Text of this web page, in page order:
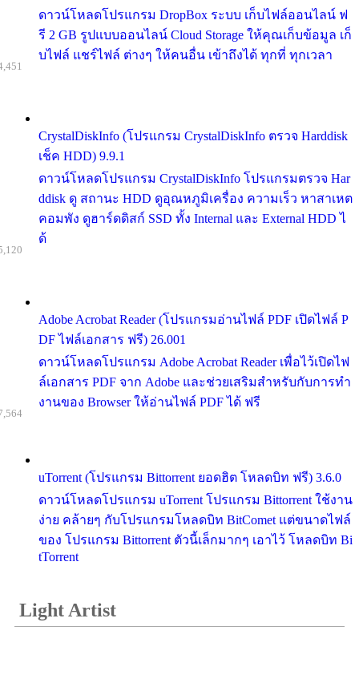
ดาวน์โหลดโปรแกรม DropBox ระบบ เก็บไฟล์ออนไลน์ ฟ
รี 2 GB รูปแบบออนไลน์ Cloud Storage ให้คุณเก็บข้อมูล เก็
บไฟล์ แชร์ไฟล์ ต่างๆ ให้คนอื่น เข้าถึงได้ ทุกที่ ทุกเวลา
CrystalDiskInfo (โปรแกรม CrystalDiskInfo ตรวจ Harddisk
เช็ค HDD) 9.9.1
ดาวน์โหลดโปรแกรม CrystalDiskInfo โปรแกรมตรวจ Har
ddisk ดู สถานะ HDD ดูอุณหภูมิเครื่อง ความเร็ว หาสาเหต
คอมพัง ดูฮาร์ดดิสก์ SSD ทั้ง Internal และ External HDD ไ
ด้
Adobe Acrobat Reader (โปรแกรมอ่านไฟล์ PDF เปิดไฟล์ P
DF ไฟล์เอกสาร ฟรี) 26.001
ดาวน์โหลดโปรแกรม Adobe Acrobat Reader เพื่อไว้เปิดไฟ
ล์เอกสาร PDF จาก Adobe และช่วยเสริมสำหรับกับการทำ
งานของ Browser ให้อ่านไฟล์ PDF ได้ ฟรี
uTorrent (โปรแกรม Bittorrent ยอดฮิต โหลดบิท ฟรี) 3.6.0
ดาวน์โหลดโปรแกรม uTorrent โปรแกรม Bittorrent ใช้งาน
ง่าย คล้ายๆ กับโปรแกรมโหลดบิท BitComet แต่ขนาดไฟล์
ของ โปรแกรม Bittorrent ตัวนี้เล็กมากๆ เอาไว้ โหลดบิท Bi
tTorrent
Light Artist